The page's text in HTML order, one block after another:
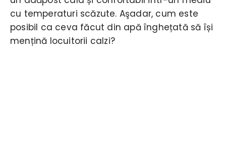
cu temperaturi scăzute. Aşadar, cum este
posibil ca ceva făcut din apă înghețată să își
mențină locuitorii calzi?